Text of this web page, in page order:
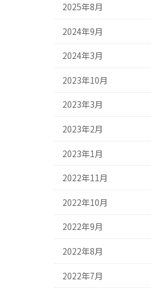
2025年8月
2024年9月
2024年3月
2023年10月
2023年3月
2023年2月
2023年1月
2022年11月
2022年10月
2022年9月
2022年8月
2022年7月